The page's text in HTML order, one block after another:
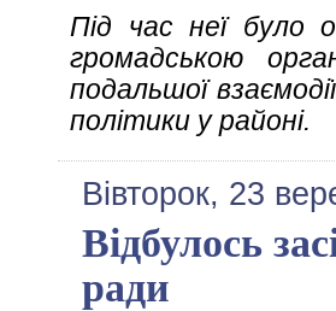
Під час неї було
громадською
подальшої
політики у районі.
Вівторок, 23
Відбулось
ради